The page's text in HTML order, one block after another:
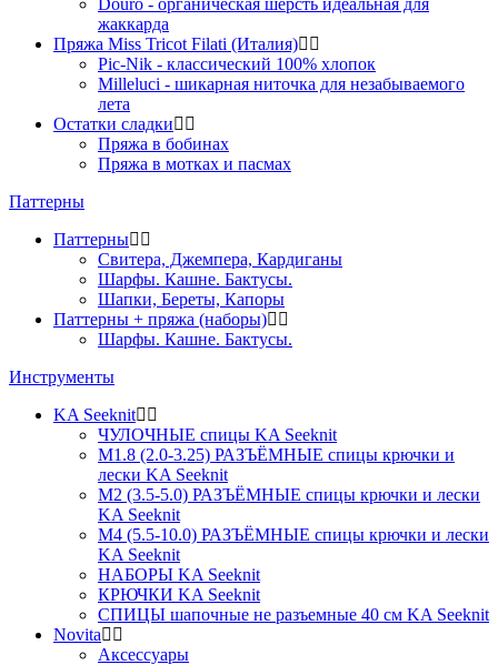
Douro - органическая шерсть идеальная для
жаккарда
Пряжа Miss Tricot Filati (Италия)
Pic-Nik - классический 100% хлопок
Milleluci - шикарная ниточка для незабываемого
лета
Остатки сладки
Пряжа в бобинах
Пряжа в мотках и пасмах
Паттерны
Паттерны
Свитера, Джемпера, Кардиганы
Шарфы. Кашне. Бактусы.
Шапки, Береты, Капоры
Паттерны + пряжа (наборы)
Шарфы. Кашне. Бактусы.
Инструменты
KA Seeknit
ЧУЛОЧНЫЕ спицы KA Seeknit
М1.8 (2.0-3.25) РАЗЪЁМНЫЕ спицы крючки и
лески KA Seeknit
М2 (3.5-5.0) РАЗЪЁМНЫЕ спицы крючки и лески
KA Seeknit
М4 (5.5-10.0) РАЗЪЁМНЫЕ спицы крючки и лески
KA Seeknit
НАБОРЫ KA Seeknit
КРЮЧКИ KA Seeknit
СПИЦЫ шапочные не разъемные 40 см KA Seeknit
Novita
Аксессуары